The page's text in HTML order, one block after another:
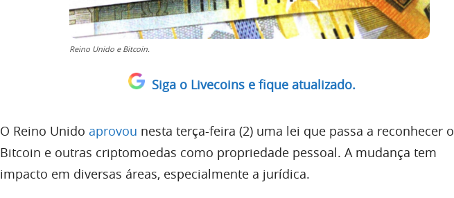
Reino Unido e Bitcoin.
Siga o Livecoins e fique atualizado.
O Reino Unido aprovou nesta terça-feira (2) uma lei que passa a reconhecer o
Bitcoin e outras criptomoedas como propriedade pessoal. A mudança tem
impacto em diversas áreas, especialmente a jurídica.